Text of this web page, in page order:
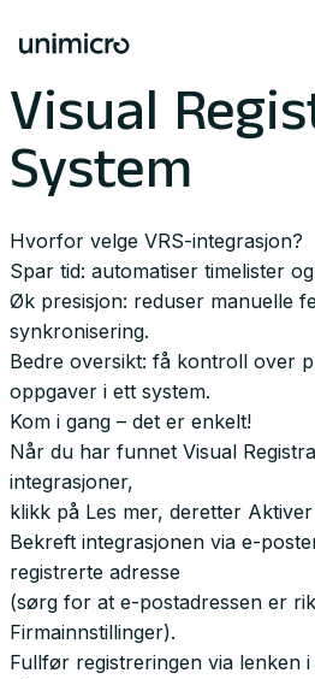
Visual
System
Hvorfor velge VRS-integrasjon?
Spar tid: automatiser timelister
Øk presisjon: reduser manuelle
synkronisering.
Bedre oversikt: få kontroll over
oppgaver i ett system.
Kom i gang – det er enkelt!
Når du har funnet Visual
integrasjoner,
klikk på Les mer, deretter
Bekreft integrasjonen via e-
registrerte adresse
(sørg for at e-postadressen er
Firmainnstillinger).
Fullfør registreringen via lenken